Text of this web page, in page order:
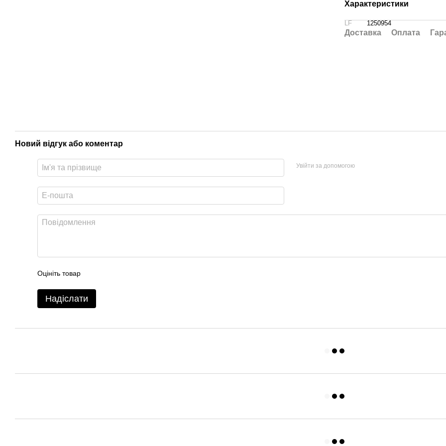
Характеристики
LF 1250954
Доставка Оплата
Новий відгук або коментар
Увійти за допомогою
Оцініть товар
Надіслати